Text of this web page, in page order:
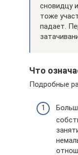
сновидцу
тоже
падает.
Что
Подробные